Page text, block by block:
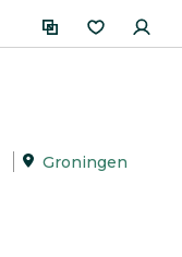
Groningen